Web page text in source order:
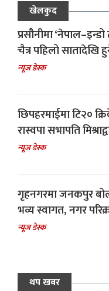
खेलकुद
प्रसौनीमा
चैत्र पहिलो सातादेखि
न्यूज डेस्क
छिपहरमाईमा टि२०
रास्वपा सभापति
न्यूज डेस्क
गृहनगरमा जनकपुर
भव्य स्वागत, नगर
न्यूज डेस्क
थप खबर